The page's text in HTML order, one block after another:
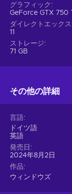
do your best and
is so enthralling.
Features
UBOAT key
Naval – The
exploration, and
Simulator –
life activities
Cheap UBOAT
グラフィック
GeForce GTX 750
ダイレクトエックス
11
ストレージ
71 GB
その他の詳細
言語
ドイツ語
英語
発売日
2024年8月2日
作品
ウィンドウズ